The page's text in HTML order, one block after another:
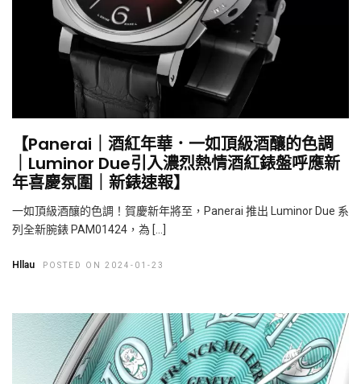
【Panerai｜酒紅年華．一如頂級酒釀的色調
｜Luminor Due引入濃烈熱情酒紅錶盤呼應新
年喜慶氛圍｜新錶速報】
一如頂級酒釀的色調！賀慶新年將至，Panerai 推出 Luminor Due 系
列全新腕錶 PAM01424，為 […]
Hllau POSTED ON 2024-01-23